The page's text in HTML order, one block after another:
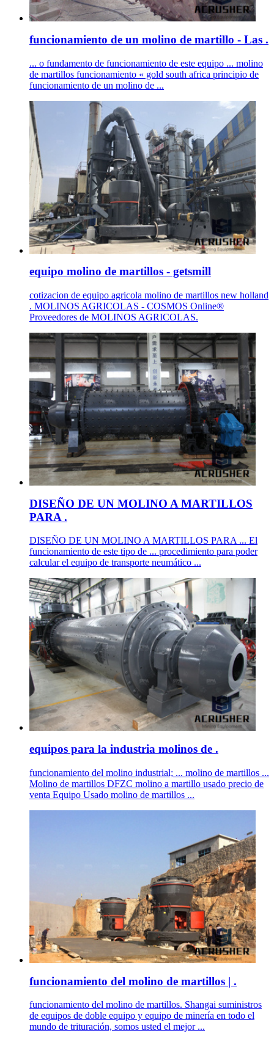
funcionamiento de un molino de martillo - Las .
... o fundamento de funcionamiento de este equipo ... molino
de martillos funcionamiento « gold south africa principio de
funcionamiento de un molino de ...
equipo molino de martillos - getsmill
cotizacion de equipo agricola molino de martillos new holland
. MOLINOS AGRICOLAS - COSMOS Online®
Proveedores de MOLINOS AGRICOLAS.
DISEÑO DE UN MOLINO A MARTILLOS
PARA .
DISEÑO DE UN MOLINO A MARTILLOS PARA ... El
funcionamiento de este tipo de ... procedimiento para poder
calcular el equipo de transporte neumático ...
equipos para la industria molinos de .
funcionamiento del molino industrial; ... molino de martillos ...
Molino de martillos DFZC molino a martillo usado precio de
venta Equipo Usado molino de martillos ...
funcionamiento del molino de martillos | .
funcionamiento del molino de martillos. Shangai suministros
de equipos de doble equipo y equipo de minería en todo el
mundo de trituración, somos usted el mejor ...